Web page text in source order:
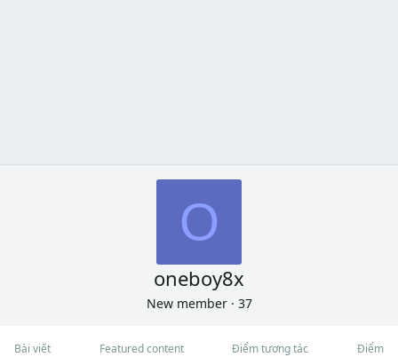
O
oneboy8x
New member · 37
Bài viết Featured content Điểm tương tác Điểm